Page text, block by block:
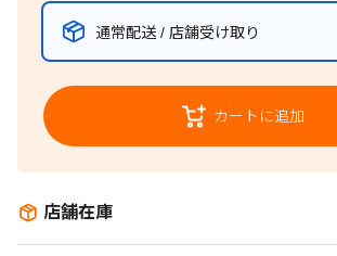
通常配送 / 店舗受け取り
カートに追加
店舗在庫